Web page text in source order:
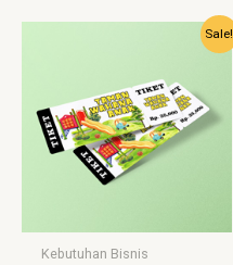
Sale!
Kebutuhan Bisnis
Rp750.adalah:
Rp550.